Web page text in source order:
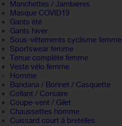
Manchettes / Jambieres
Masque COVID19
Gants été
Gants hiver
Sous-vêtements cyclisme femme
Sportswear femme
Tenue complète femme
Veste vélo femme
Homme
Bandana / Bonnet / Casquette
Collant / Corsaire
Coupe-vent / Gilet
Chaussettes homme
Cuissard court à bretelles